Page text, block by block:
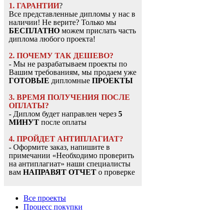
1. ГАРАНТИИ?
Все представленные дипломы у нас в
наличии! Не верите? Только мы
БЕСПЛАТНО можем прислать часть
диплома любого проекта!
2. ПОЧЕМУ ТАК ДЕШЕВО?
- Мы не разрабатываем проекты по
Вашим требованиям, мы продаем уже
ГОТОВЫЕ дипломные ПРОЕКТЫ
3. ВРЕМЯ ПОЛУЧЕНИЯ ПОСЛЕ
ОПЛАТЫ?
- Диплом будет направлен через 5
МИНУТ после оплаты
4. ПРОЙДЕТ АНТИПЛАГИАТ?
- Оформите заказ, напишите в
примечании «Необходимо проверить
на антиплагиат» наши специалисты
вам НАПРАВЯТ ОТЧЕТ о проверке
Все проекты
Процесс покупки